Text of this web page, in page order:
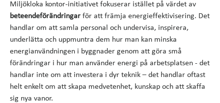
Miljökloka kontor-initiativet fokuserar istället på värdet av
beteendeförändringar för att främja energieffektivisering. Det
handlar om att samla personal och undervisa, inspirera,
underlätta och uppmuntra dem hur man kan minska
energianvändningen i byggnader genom att göra små
förändringar i hur man använder energi på arbetsplatsen - det
handlar inte om att investera i dyr teknik – det handlar oftast
helt enkelt om att skapa medvetenhet, kunskap och att skaffa
sig nya vanor.